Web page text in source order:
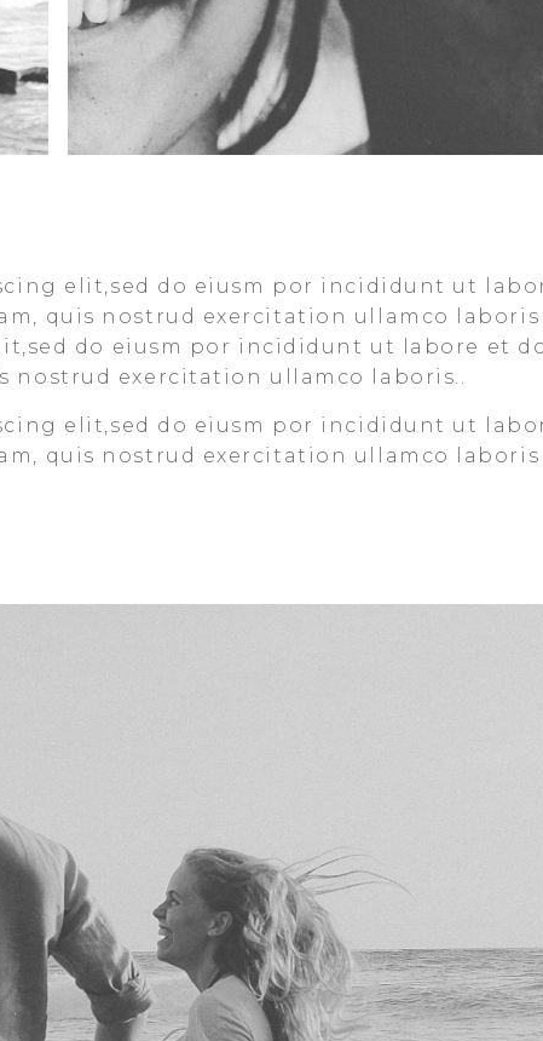
elit,sed do eiusm por incididunt ut
quis nostrud exercitation ullamco laboris
do eiusm por incididunt ut labore et
nostrud exercitation ullamco laboris..
elit,sed do eiusm por incididunt ut
quis nostrud exercitation ullamco laboris